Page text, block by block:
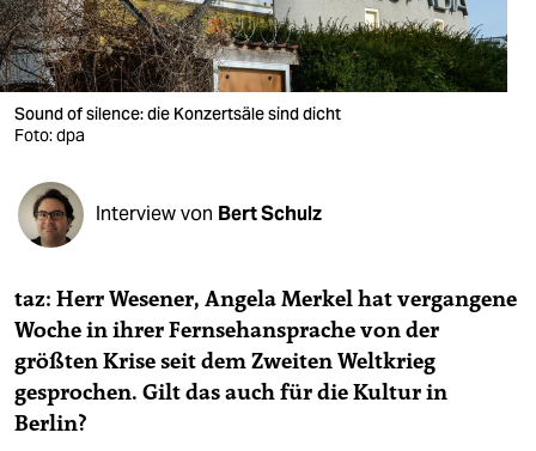
wahrheit
verlag
verlag
shop
fragen & hilfe
unterstützen
abo
genossenschaft
epaper login
Sound of silence: die Konzertsäle sind dicht
Foto: dpa
Interview von Bert Schulz
taz: Herr Wesener, Angela Merkel hat vergangene
Woche in ihrer Fernsehansprache von der
größten Krise seit dem Zweiten Weltkrieg
gesprochen. Gilt das auch für die Kultur in
Berlin?